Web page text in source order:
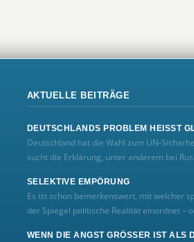
AKTUELLE BEITRÄGE
DEUTSCHLANDS PROBLEM HEISST
Deutschland hat die Wahl zum
sucht die Erklärung, unter anderem bei
SELEKTIVE EMPÖRUNG
Es ist schon bemerkenswert, mit welcher
der Spiegel politische Realität einordnet –
WENN DIE ANGST GRÖSSER IST ALS